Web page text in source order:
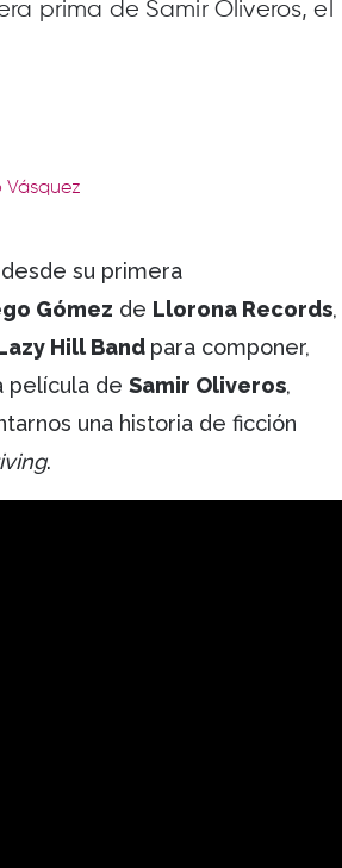
prima de Samir Oliveros, el
Vásquez
su primera
Gómez de Llorona Records,
Hill Band para componer,
película de Samir Oliveros,
una historia de ficción
.